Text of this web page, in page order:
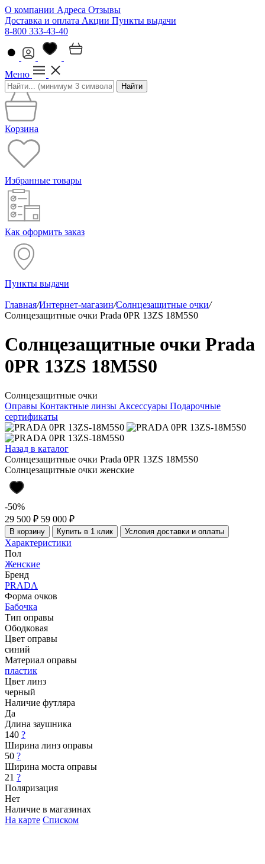
О компании Адреса Отзывы
Доставка и оплата Акции Пункты выдачи
8-800 333-43-40
Меню
Найти
Корзина
Избранные товары
Как оформить заказ
Пункты выдачи
Главная/Интернет-магазин/Солнцезащитные очки/
Солнцезащитные очки Prada 0PR 13ZS 18M5S0
Солнцезащитные очки Prada
0PR 13ZS 18M5S0
Солнцезащитные очки
Оправы Контактные линзы Аксессуары Подарочные
сертификаты
Назад в каталог
Солнцезащитные очки Prada 0PR 13ZS 18M5S0
Солнцезащитные очки женские
-50%
29 500 ₽ 59 000 ₽
В корзину Купить в 1 клик Условия доставки и оплаты
Характеристики
Пол
Женские
Бренд
PRADA
Форма очков
Бабочка
Тип оправы
Ободковая
Цвет оправы
синий
Материал оправы
пластик
Цвет линз
черный
Наличие футляра
Да
Длина заушника
140 ?
Ширина линз оправы
50 ?
Ширина моста оправы
21 ?
Поляризация
Нет
Наличие в магазинах
На карте Списком